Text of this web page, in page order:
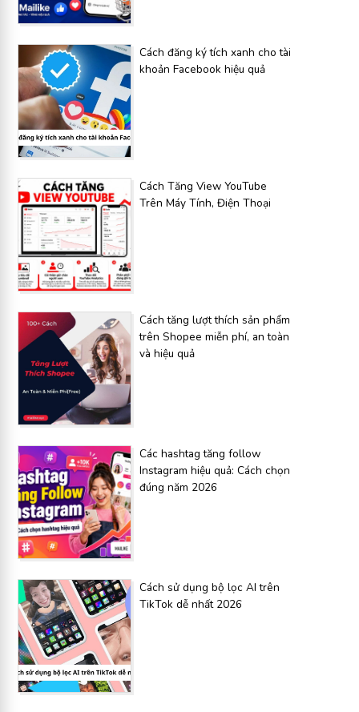
Cách đăng ký tích xanh cho tài
khoản Facebook hiệu quả
Cách Tăng View YouTube
Trên Máy Tính, Điện Thoại
Cách tăng lượt thích sản phẩm
trên Shopee miễn phí, an toàn
và hiệu quả
Các hashtag tăng follow
Instagram hiệu quả: Cách chọn
đúng năm 2026
Cách sử dụng bộ lọc AI trên
TikTok dễ nhất 2026